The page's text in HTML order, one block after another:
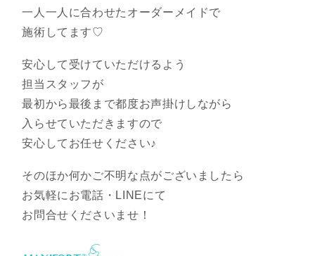
一人一人に合わせたオーダーメイドで
施術してます♡
安心して受けていただけるよう
担当スタッフが
最初から最後まで都度お声掛けしながら
入らせていただきますので
安心してお任せください♪
そのほか何かご不明な点がございましたら
お気軽にお電話・LINEにて
お問合せくださいませ！